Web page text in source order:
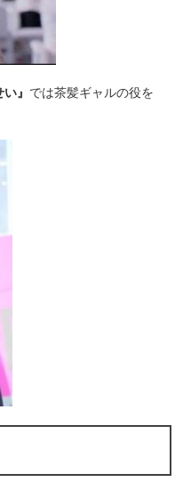
』 では茶髪ギャルの役を